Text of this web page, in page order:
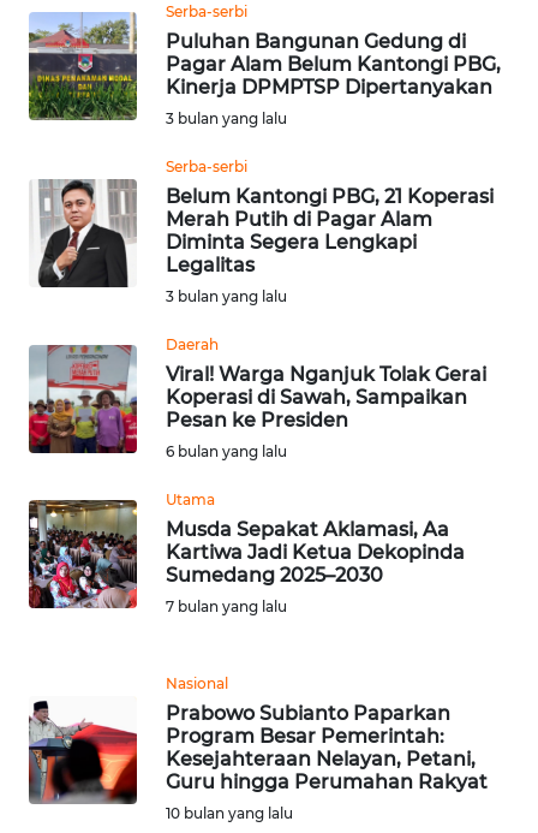
Serba-serbi
Puluhan Bangunan Gedung di
Pagar Alam Belum Kantongi PBG,
Kinerja DPMPTSP Dipertanyakan
3 bulan yang lalu
Serba-serbi
Belum Kantongi PBG, 21 Koperasi
Merah Putih di Pagar Alam
Diminta Segera Lengkapi
Legalitas
3 bulan yang lalu
Daerah
Viral! Warga Nganjuk Tolak Gerai
Koperasi di Sawah, Sampaikan
Pesan ke Presiden
6 bulan yang lalu
Utama
Musda Sepakat Aklamasi, Aa
Kartiwa Jadi Ketua Dekopinda
Sumedang 2025–2030
7 bulan yang lalu
Nasional
Prabowo Subianto Paparkan
Program Besar Pemerintah:
Kesejahteraan Nelayan, Petani,
Guru hingga Perumahan Rakyat
10 bulan yang lalu
WN
NTT
WN
WN
PAPUA
WN
WN
RIAU
SERAMBI
WN
JAMBI
WN
NTB